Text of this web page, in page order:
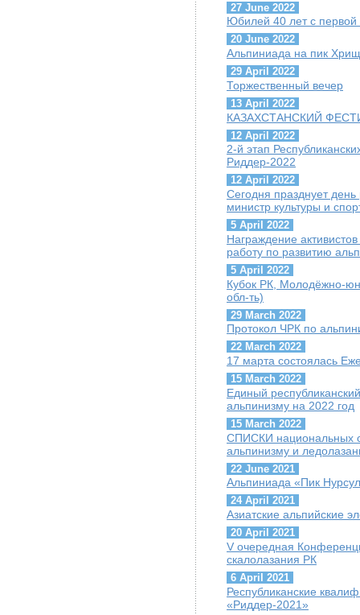
27 June 2022
Юбилей 40 лет с первой
20 June 2022
Альпиниада на пик
29 April 2022
Торжественный вечер
13 April 2022
КАЗАХСТАНСКИЙ
12 April 2022
2-й этап
Риддер-2022
12 April 2022
Сегодня празднует
министр культуры и
5 April 2022
Награждение
работу по развитию
5 April 2022
Кубок РК, Молодёжно-
обл-ть)
29 March 2022
Протокол ЧРК по
22 March 2022
17 марта состоялась
15 March 2022
Единый
альпинизму на 2022 год
15 March 2022
СПИСКИ национальных
альпинизму и
22 June 2021
Альпиниада «Пик
24 April 2021
Азиатские альпийские
20 April 2021
V очередная
скалолазания РК
6 April 2021
Республиканские
«Риддер-2021»